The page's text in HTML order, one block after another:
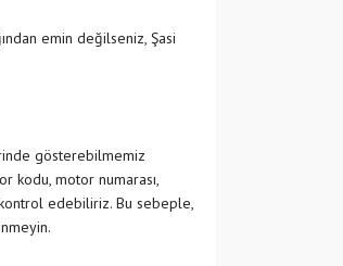
emin değilseniz, Şasi
gösterebilmemiz
kodu, motor numarası,
kontrol edebiliriz. Bu sebeple,